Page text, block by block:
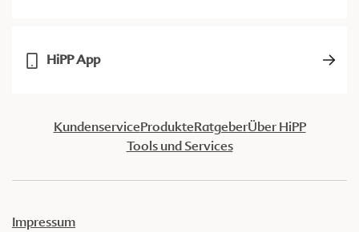
HiPP App
KundenserviceProdukteRatgeberÜber HiPP
Tools und Services
Impressum